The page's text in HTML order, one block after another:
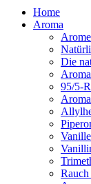
Home
Aroma
Die
95/5-
Vanille
Rauch